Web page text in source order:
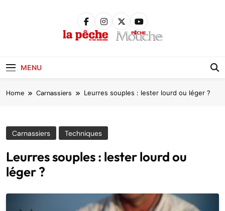
MENU
Home Carnassiers Leurres souples : lester lourd ou léger ?
Carnassiers Techniques
Leurres souples : lester lourd ou
léger ?